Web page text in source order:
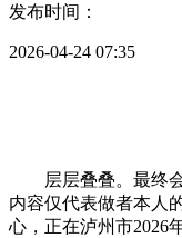
发布时间：
2026-04-24 07:35
层层叠叠。最终会
内容仅代表做者本人
心，正在泸州市2026